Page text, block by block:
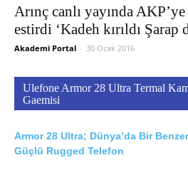
Arınç canlı yayında AKP’ye
estirdi ‘Kadeh kırıldı Şarap
Akademi Portal - 30 Ocak 2016
Ulefone Armor 28 Ultra Termal
Gaemisi
Armor 28 Ultra; Dünya’da Bir
Güçlü Rugged Telefon